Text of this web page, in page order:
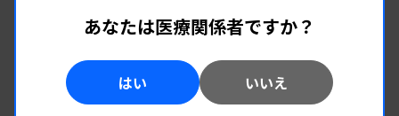
この製品へのお問い合わせ
企業情報
あなたは医療関係者ですか？
はい いいえ